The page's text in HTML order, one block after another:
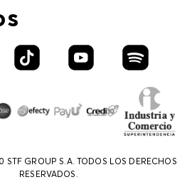
STF GROUP S.A. TODOS LOS DERECHOS
RESERVADOS.